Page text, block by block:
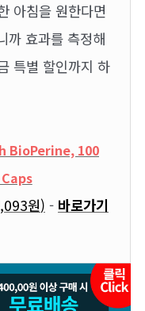
아침을 원한다면
까 효과를 측정해
특별 할인까지 하
BioPerine, 100
원) - 바로가기